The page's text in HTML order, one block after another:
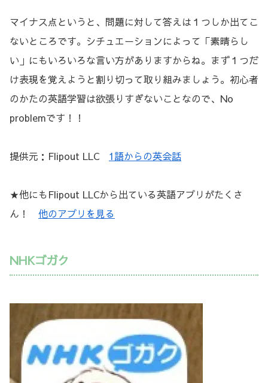
マイナス点というと、問題に対して答えは１つしか出てこ
ないところです。シチュエーションによって「素晴らし
い」にもいろいろな言い方がありますからね。まず１つだ
け表現を覚えようと割り切って取り組みましょう。初心者
のかたの英語学習は欲張りすぎないことなので、No
problemです！！
提供元：Flipout LLC 1語からの英会話
★他にもFlipout LLCから出ている英語アプリがたくさ
ん！ 他のアプリを見る
NHKゴガク